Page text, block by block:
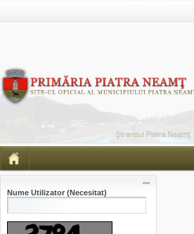
Nume Utilizator (Necesitat)